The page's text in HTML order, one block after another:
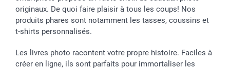
smarfriends
smartgarantie
smartbonus
originaux. De quoi faire plaisir à tous les coups! Nos
produits phares sont notamment les tasses, coussins et
t-shirts personnalisés.
Les livres photo racontent votre propre histoire. Faciles à
créer en ligne, ils sont parfaits pour immortaliser les